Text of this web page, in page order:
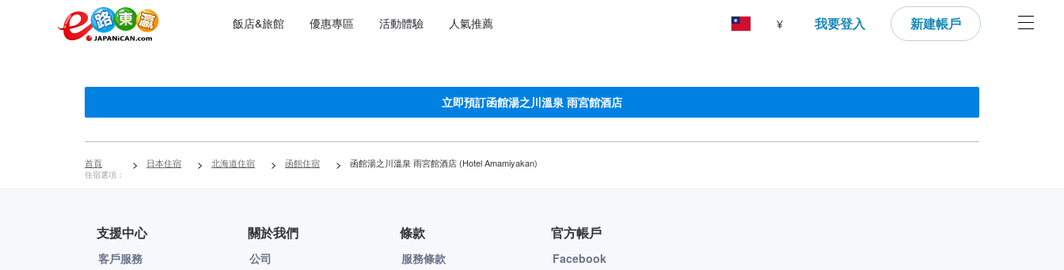
飯店&旅館 優惠專區 活動體驗 人氣推薦 ¥ 我要登入 新建帳戶
立即預訂函館湯之川溫泉 雨宮館酒店
首頁
住宿選項：
> 日本住宿 > 北海道住宿 > 函館住宿 > 函館湯之川溫泉 雨宮館酒店 (Hotel Amamiyakan)
支援中心
客戶服務
關於我們
公司
條款
服務條款
官方帳戶
Facebook